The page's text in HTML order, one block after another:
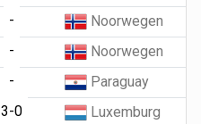
-
Noorwegen
-
Noorwegen
-
Paraguay
3-0 Luxemburg